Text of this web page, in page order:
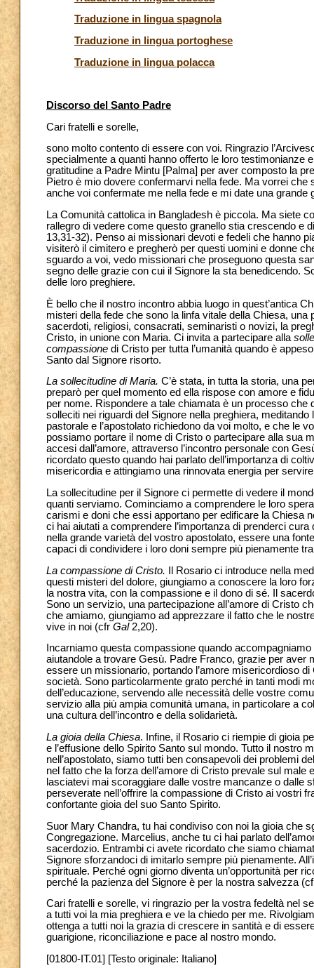
Traduzione in lingua spagnola
Traduzione in lingua portoghese
Traduzione in lingua polacca
Discorso del Santo Padre
Cari fratelli e sorelle,
sono molto contento di essere con voi. Ringrazio
specialmente a quanti hanno offerto le loro testimonianze
gratitudine a Padre Mintu [Palma] per aver composto la
Pietro è mio dovere confermarvi nella fede. Ma vorrei
anche voi confermate me nella fede e mi date una grande
La Comunità cattolica in Bangladesh è piccola. Ma siete
rallegro di vedere come questo granello stia crescendo e
13,31-32). Penso ai missionari devoti e fedeli che hanno
visiterò il cimitero e pregherò per questi uomini e donne
sguardo a voi, vedo missionari che proseguono questa
segno delle grazie con cui il Signore la sta benedicendo.
delle loro preghiere.
È bello che il nostro incontro abbia luogo in quest’antica
misteri della fede che sono la linfa vitale della Chiesa,
sacerdoti, religiosi, consacrati, seminaristi o novizi, la
Cristo, in unione con Maria. Ci invita a partecipare alla
compassione di Cristo per tutta l’umanità quando è
Santo dal Signore risorto.
La sollecitudine di Maria. C’è stata, in tutta la storia, una
preparò per quel momento ed ella rispose con amore e
per nome. Rispondere a tale chiamata è un processo
solleciti nei riguardi del Signore nella preghiera,
pastorale e l’apostolato richiedono da voi molto, e che le
possiamo portare il nome di Cristo o partecipare alla sua
accesi dall’amore, attraverso l’incontro personale con
ricordato questo quando hai parlato dell’importanza di
misericordia e attingiamo una rinnovata energia per
La sollecitudine per il Signore ci permette di vedere il
quanti serviamo. Cominciamo a comprendere le loro
carismi e doni che essi apportano per edificare la Chiesa
ci hai aiutati a comprendere l’importanza di prenderci
nella grande varietà del vostro apostolato, essere una
capaci di condividere i loro doni sempre più pienamente
La compassione di Cristo.
Il Rosario ci introduce nella
questi misteri del dolore, giungiamo a conoscere la loro
la nostra vita, con la compassione e il dono di sé. Il
Sono un servizio, una partecipazione all’amore di Cristo
che amiamo, giungiamo ad apprezzare il fatto che le
vive in noi (cfr Gal2,20).
Incarniamo questa compassione quando
aiutandole a trovare Gesù. Padre Franco, grazie per
essere un missionario, portando l’amore misericordioso
società. Sono particolarmente grato perché in tanti modi
dell’educazione, servendo alle necessità delle vostre
servizio alla più ampia comunità umana, in particolare a
una cultura dell’incontro e della solidarietà.
La gioia della Chiesa. Infine, il Rosario ci riempie di gioia
e l’effusione dello Spirito Santo sul mondo. Tutto il nostro
nell’apostolato, siamo tutti ben consapevoli dei problemi
nel fatto che la forza dell’amore di Cristo prevale sul
lasciatevi mai scoraggiare dalle vostre mancanze o dalle
perseverate nell’offrire la compassione di Cristo ai vostri
confortante gioia del suo Santo Spirito.
Suor Mary Chandra, tu hai condiviso con noi la gioia che
Congregazione. Marcelius, anche tu ci hai parlato
sacerdozio. Entrambi ci avete ricordato che siamo
Signore sforzandoci di imitarlo sempre più pienamente.
spirituale. Perché ogni giorno diventa un’opportunità per
perché la pazienza del Signore è per la nostra salvezza
Cari fratelli e sorelle, vi ringrazio per la vostra fedeltà nel
a tutti voi la mia preghiera e ve la chiedo per me.
ottenga a tutti noi la grazia di crescere in santità e di
guarigione, riconciliazione e pace al nostro mondo.
[01800-IT.01] [Testo originale: Italiano]